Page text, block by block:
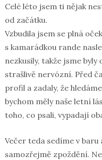
Celé léto jsem ti nějak
od začátku.
Vzbudila jsem se plná
s kamarádkou rande
nezkusily, takže jsme byly
strašlivě nervózní. Před
profil a zadaly, že
bychom měly naše letní
toho, co psali, vypadají
Večer teda sedíme v baru
samozřejmě zpoždění.